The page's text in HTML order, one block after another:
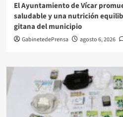
El Ayuntamiento de Vícar
saludable y una nutrición
gitana del municipio
GabinetedePrensa agosto 6, 2026